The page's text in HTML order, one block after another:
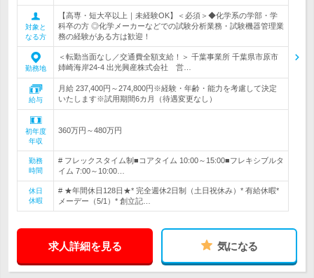
対象と
なる方
【高専・短大卒以上｜未経験OK】＜必須＞◆化学系の学部・学
科卒の方 ◎化学メーカーなどでの試験分析業務・試験機器管理業
務の経験がある方は歓迎！
勤務地
＜転勤当面なし／交通費全額支給！＞ 千葉事業所 千葉県市原市
姉崎海岸24-4 出光興産株式会社 営…
給与
月給 237,400円～274,800円※経験・年齢・能力を考慮して決定
いたします※試用期間6カ月（待遇変更なし）
初年度
年収
360万円～480万円
勤務
時間
# フレックスタイム制■コアタイム 10:00～15:00■フレキシブルタ
イム 7:00～10:00…
休日
休暇
# ★年間休日128日★* 完全週休2日制（土日祝休み）* 有給休暇*
メーデー（5/1）* 創立記…
求人詳細を見る 気になる